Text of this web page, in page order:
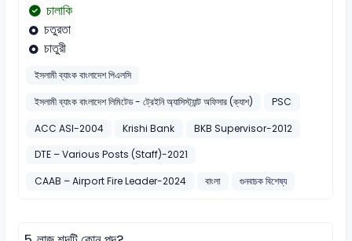
চালাকি
চতুরতা
চাতুরী
ইসলামী ব্যাংক বাংলাদেশ পিএলসি
ইসলামী ব্যাংক বাংলাদেশ লিমিটেড - ট্রেইনি অ্যাসিস্ট্যান্ট অফিসার (ক্যাশ)
PSC
ACC ASI-2004
Krishi Bank
BKB Supervisor-2012
DTE – Various Posts (Staff)-2021
CAAB – Airport Fire Leader-2024
বাংলা গুনবাচক বিশেষ্য